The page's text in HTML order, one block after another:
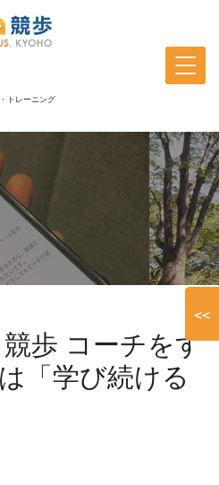
トレーニング
歩 コーチをす
「学び続ける
<<